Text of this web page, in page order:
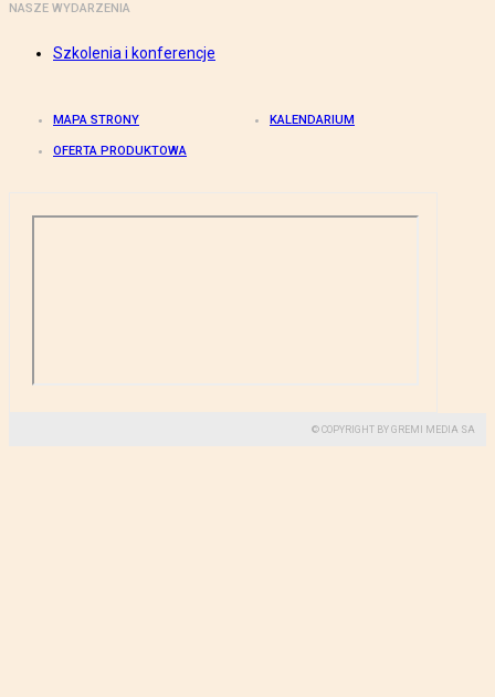
NASZE WYDARZENIA
Szkolenia i konferencje
MAPA STRONY KALENDARIUM
OFERTA PRODUKTOWA
© COPYRIGHT BY GREMI MEDIA SA